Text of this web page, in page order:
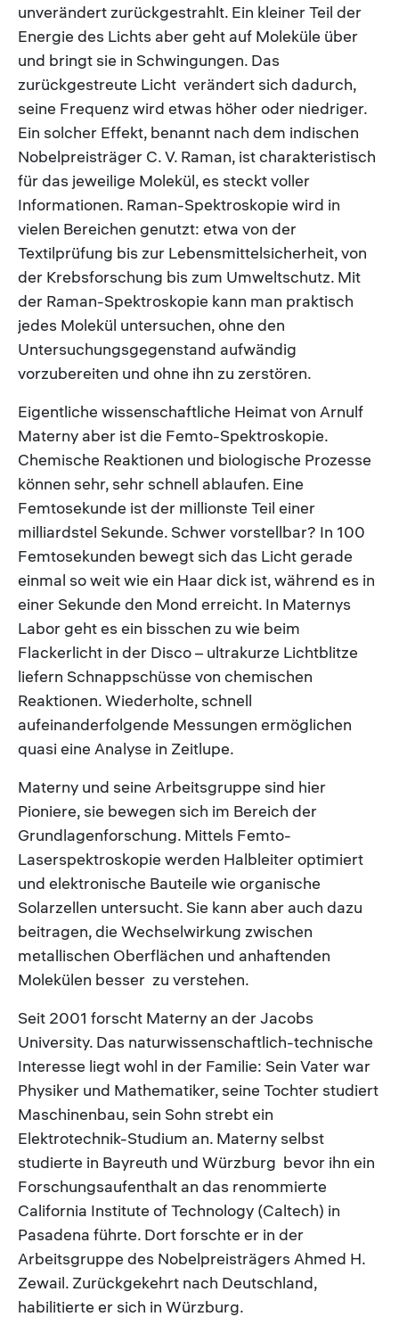
unverändert zurückgestrahlt. Ein kleiner Teil der
Energie des Lichts aber geht auf Moleküle über
und bringt sie in Schwingungen. Das
zurückgestreute Licht verändert sich dadurch,
seine Frequenz wird etwas höher oder niedriger.
Ein solcher Effekt, benannt nach dem indischen
Nobelpreisträger C. V. Raman, ist charakteristisch
für das jeweilige Molekül, es steckt voller
Informationen. Raman-Spektroskopie wird in
vielen Bereichen genutzt: etwa von der
Textilprüfung bis zur Lebensmittelsicherheit, von
der Krebsforschung bis zum Umweltschutz. Mit
der Raman-Spektroskopie kann man praktisch
jedes Molekül untersuchen, ohne den
Untersuchungsgegenstand aufwändig
vorzubereiten und ohne ihn zu zerstören.
Eigentliche wissenschaftliche Heimat von Arnulf
Materny aber ist die Femto-Spektroskopie.
Chemische Reaktionen und biologische Prozesse
können sehr, sehr schnell ablaufen. Eine
Femtosekunde ist der millionste Teil einer
milliardstel Sekunde. Schwer vorstellbar? In 100
Femtosekunden bewegt sich das Licht gerade
einmal so weit wie ein Haar dick ist, während es in
einer Sekunde den Mond erreicht. In Maternys
Labor geht es ein bisschen zu wie beim
Flackerlicht in der Disco – ultrakurze Lichtblitze
liefern Schnappschüsse von chemischen
Reaktionen. Wiederholte, schnell
aufeinanderfolgende Messungen ermöglichen
quasi eine Analyse in Zeitlupe.
Materny und seine Arbeitsgruppe sind hier
Pioniere, sie bewegen sich im Bereich der
Grundlagenforschung. Mittels Femto-
Laserspektroskopie werden Halbleiter optimiert
und elektronische Bauteile wie organische
Solarzellen untersucht. Sie kann aber auch dazu
beitragen, die Wechselwirkung zwischen
metallischen Oberflächen und anhaftenden
Molekülen besser zu verstehen.
Seit 2001 forscht Materny an der Jacobs
University. Das naturwissenschaftlich-technische
Interesse liegt wohl in der Familie: Sein Vater war
Physiker und Mathematiker, seine Tochter studiert
Maschinenbau, sein Sohn strebt ein
Elektrotechnik-Studium an. Materny selbst
studierte in Bayreuth und Würzburg bevor ihn ein
Forschungsaufenthalt an das renommierte
California Institute of Technology (Caltech) in
Pasadena führte. Dort forschte er in der
Arbeitsgruppe des Nobelpreisträgers Ahmed H.
Zewail. Zurückgekehrt nach Deutschland,
habilitierte er sich in Würzburg.